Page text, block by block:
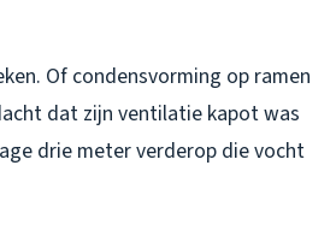
Of condensvorming op ramen
dat zijn ventilatie kapot was
drie meter verderop die vocht